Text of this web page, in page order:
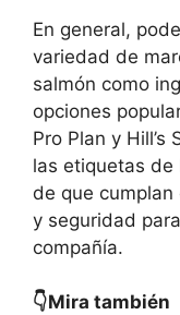
En general,
variedad de
salmón como
opciones
Pro Plan y
las etiquetas de
de que
y seguridad
compañía.
👇Mira también